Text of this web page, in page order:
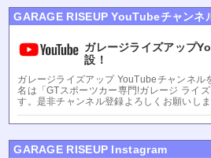
GARAGE RISEUP YouTubeチャンネ
ガレージライズアップ
設！
ガレージライズアップ YouTubeチャンネル
名は「GTスポーツカー専門!ガレージ ライ
す。是非チャンネル登録よろしくお願いしま
GARAGE RISEUP Instagram